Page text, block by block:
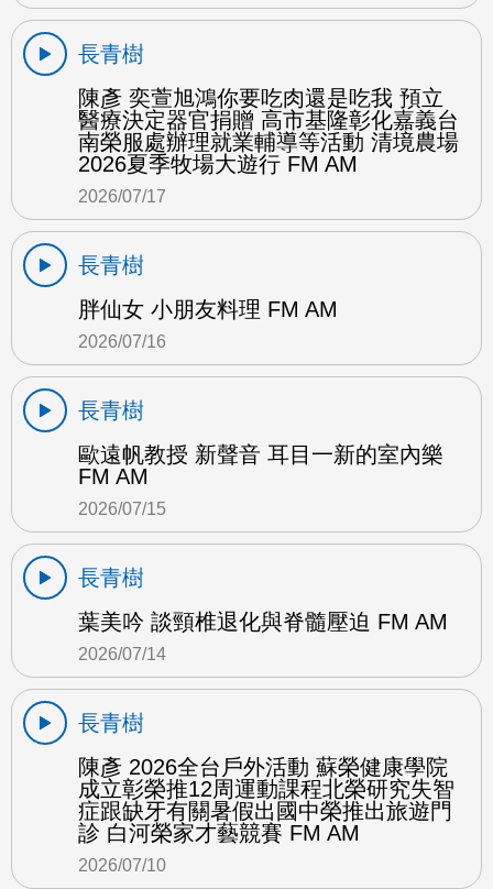
長青樹
陳彥 奕萱旭鴻你要吃肉還是吃我 預立
醫療決定器官捐贈 高市基隆彰化嘉義台
南榮服處辦理就業輔導等活動 清境農場
2026夏季牧場大遊行 FM AM
2026/07/17
長青樹
胖仙女 小朋友料理 FM AM
2026/07/16
長青樹
歐遠帆教授 新聲音 耳目一新的室內樂
FM AM
2026/07/15
長青樹
葉美吟 談頸椎退化與脊髓壓迫 FM AM
2026/07/14
長青樹
陳彥 2026全台戶外活動 蘇榮健康學院
成立彰榮推12周運動課程北榮研究失智
症跟缺牙有關暑假出國中榮推出旅遊門
診 白河榮家才藝競賽 FM AM
2026/07/10